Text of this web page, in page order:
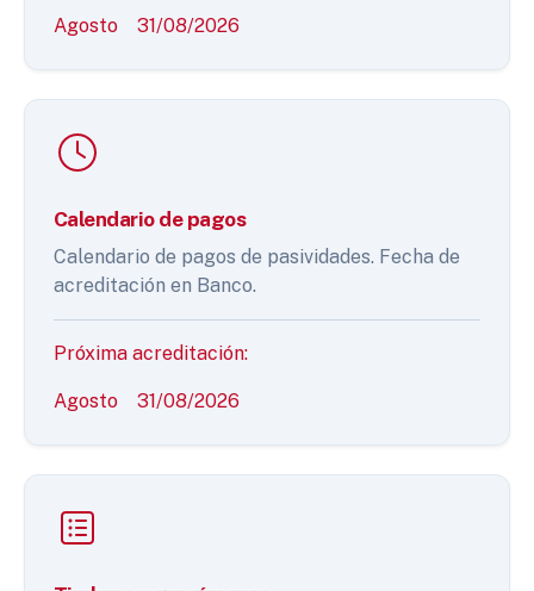
Agosto 31/08/2026
Calendario de pagos
Calendario de pagos de pasividades. Fecha de
acreditación en Banco.
Próxima acreditación:
Agosto 31/08/2026